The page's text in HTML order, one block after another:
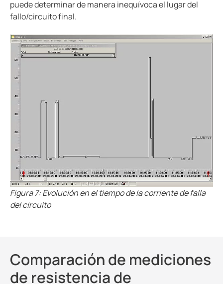
puede determinar de manera inequívoca el lugar del
fallo/circuito final.
Figura 7: Evolución en el tiempo de la corriente de falla
del circuito
Comparación de mediciones
de resistencia de